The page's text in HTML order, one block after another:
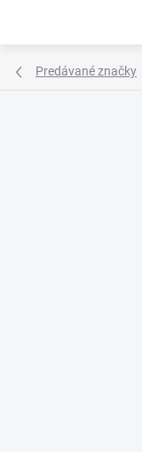
Predávané značky